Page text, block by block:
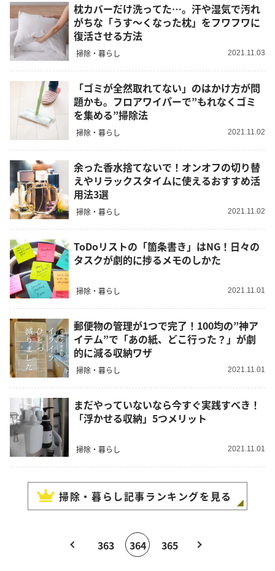
枕カバーだけ洗ってた…。汗や湿気で汚れ
がちな「うす〜くなった枕」をフワフワに
復活させる方法
掃除・暮らし 2021.11.03
「ゴミが全然取れてない」のはかけ方が問
題かも。フロアワイパーで”もれなくゴミ
を集める”掃除法
掃除・暮らし 2021.11.02
余った香水捨てないで！オンオフの切り替
えやリラックスタイムに使えるおすすめ活
用法3選
掃除・暮らし 2021.11.02
ToDoリストの「箇条書き」はNG！日々の
タスクが劇的に捗るメモのしかた
掃除・暮らし 2021.11.01
郵便物の管理が1つで完了！100均の”神ア
イテム”で「あの紙、どこ行った？」が劇
的に減る収納ワザ
掃除・暮らし 2021.11.01
まだやっていないなら今すぐ実践すべき！
「浮かせる収納」5つメリット
掃除・暮らし 2021.11.01
掃除・暮らし記事ランキングを見る
363 364 365